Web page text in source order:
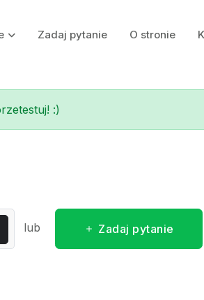
Zadaj pytanie O stronie
:)
lub Zadaj pytanie